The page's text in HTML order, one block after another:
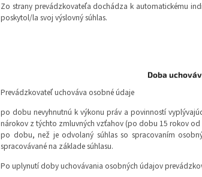
Zo strany prevádzkovateľa dochádza k automatickému
poskytol/la svoj výslovný súhlas.
Doba
Prevádzkovateľ uchováva osobné údaje
po dobu nevyhnutnú k výkonu práv a povinností
nárokov z týchto zmluvných vzťahov (po dobu 15 rokov od
po dobu, než je odvolaný súhlas so spracovaním
spracovávané na základe súhlasu.
Po uplynutí doby uchovávania osobných údajov